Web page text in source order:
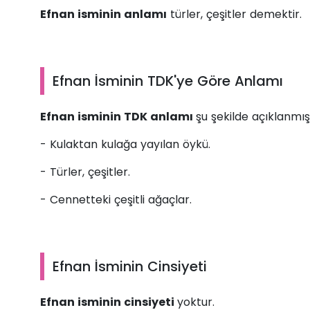
Efnan isminin anlamı türler, çeşitler demektir.
Efnan İsminin TDK'ye Göre Anlamı
Efnan isminin TDK anlamı şu şekilde
- Kulaktan kulağa yayılan öykü.
- Türler, çeşitler.
- Cennetteki çeşitli ağaçlar.
Efnan İsminin Cinsiyeti
Efnan isminin cinsiyeti yoktur.